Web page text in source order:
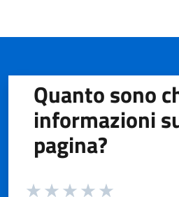
Quanto sono
informazioni
pagina?
Valuta da 1 a 5 stelle la pagina